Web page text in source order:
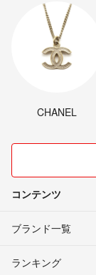
CHANEL
コンテンツ
ブランド一覧
ランキング